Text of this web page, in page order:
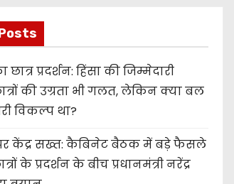
प्रदर्शन: हिंसा की जिम्मेदारी
की उग्रता भी गलत, लेकिन क्या बल
विकल्प था?
केंद्र सख्त: कैबिनेट बैठक में बड़े फैसले
के प्रदर्शन के बीच प्रधानमंत्री नरेंद्र